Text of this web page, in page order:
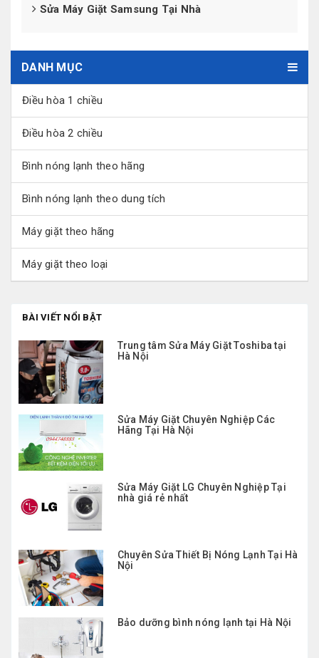
Sửa Máy Giặt Samsung Tại Nhà
DANH MỤC
Điều hòa 1 chiều
Điều hòa 2 chiều
Bình nóng lạnh theo hãng
Bình nóng lạnh theo dung tích
Máy giặt theo hãng
Máy giặt theo loại
BÀI VIẾT NỔI BẬT
Trung tâm Sửa Máy Giặt Toshiba tại
Hà Nội
Sửa Máy Giặt Chuyên Nghiệp Các
Hãng Tại Hà Nội
Sửa Máy Giặt LG Chuyên Nghiệp Tại
nhà giá rẻ nhất
Chuyên Sửa Thiết Bị Nóng Lạnh Tại Hà
Nội
Bảo dưỡng bình nóng lạnh tại Hà Nội